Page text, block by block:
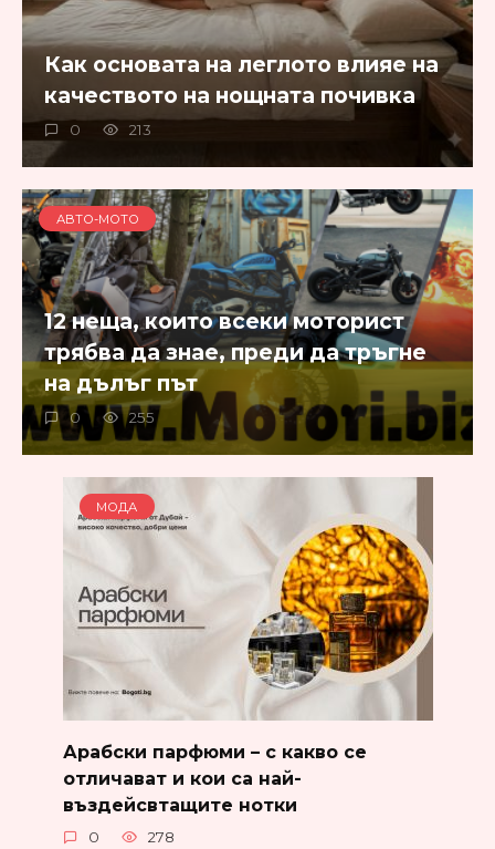
Как основата на леглото влияе на
качеството на нощната почивка
0 213
АВТО-МОТО
12 неща, които всеки моторист
трябва да знае, преди да тръгне
на дълъг път
0 255
МОДА
Арабски парфюми – с какво се
отличават и кои са най-
въздейсвтащите нотки
0 278